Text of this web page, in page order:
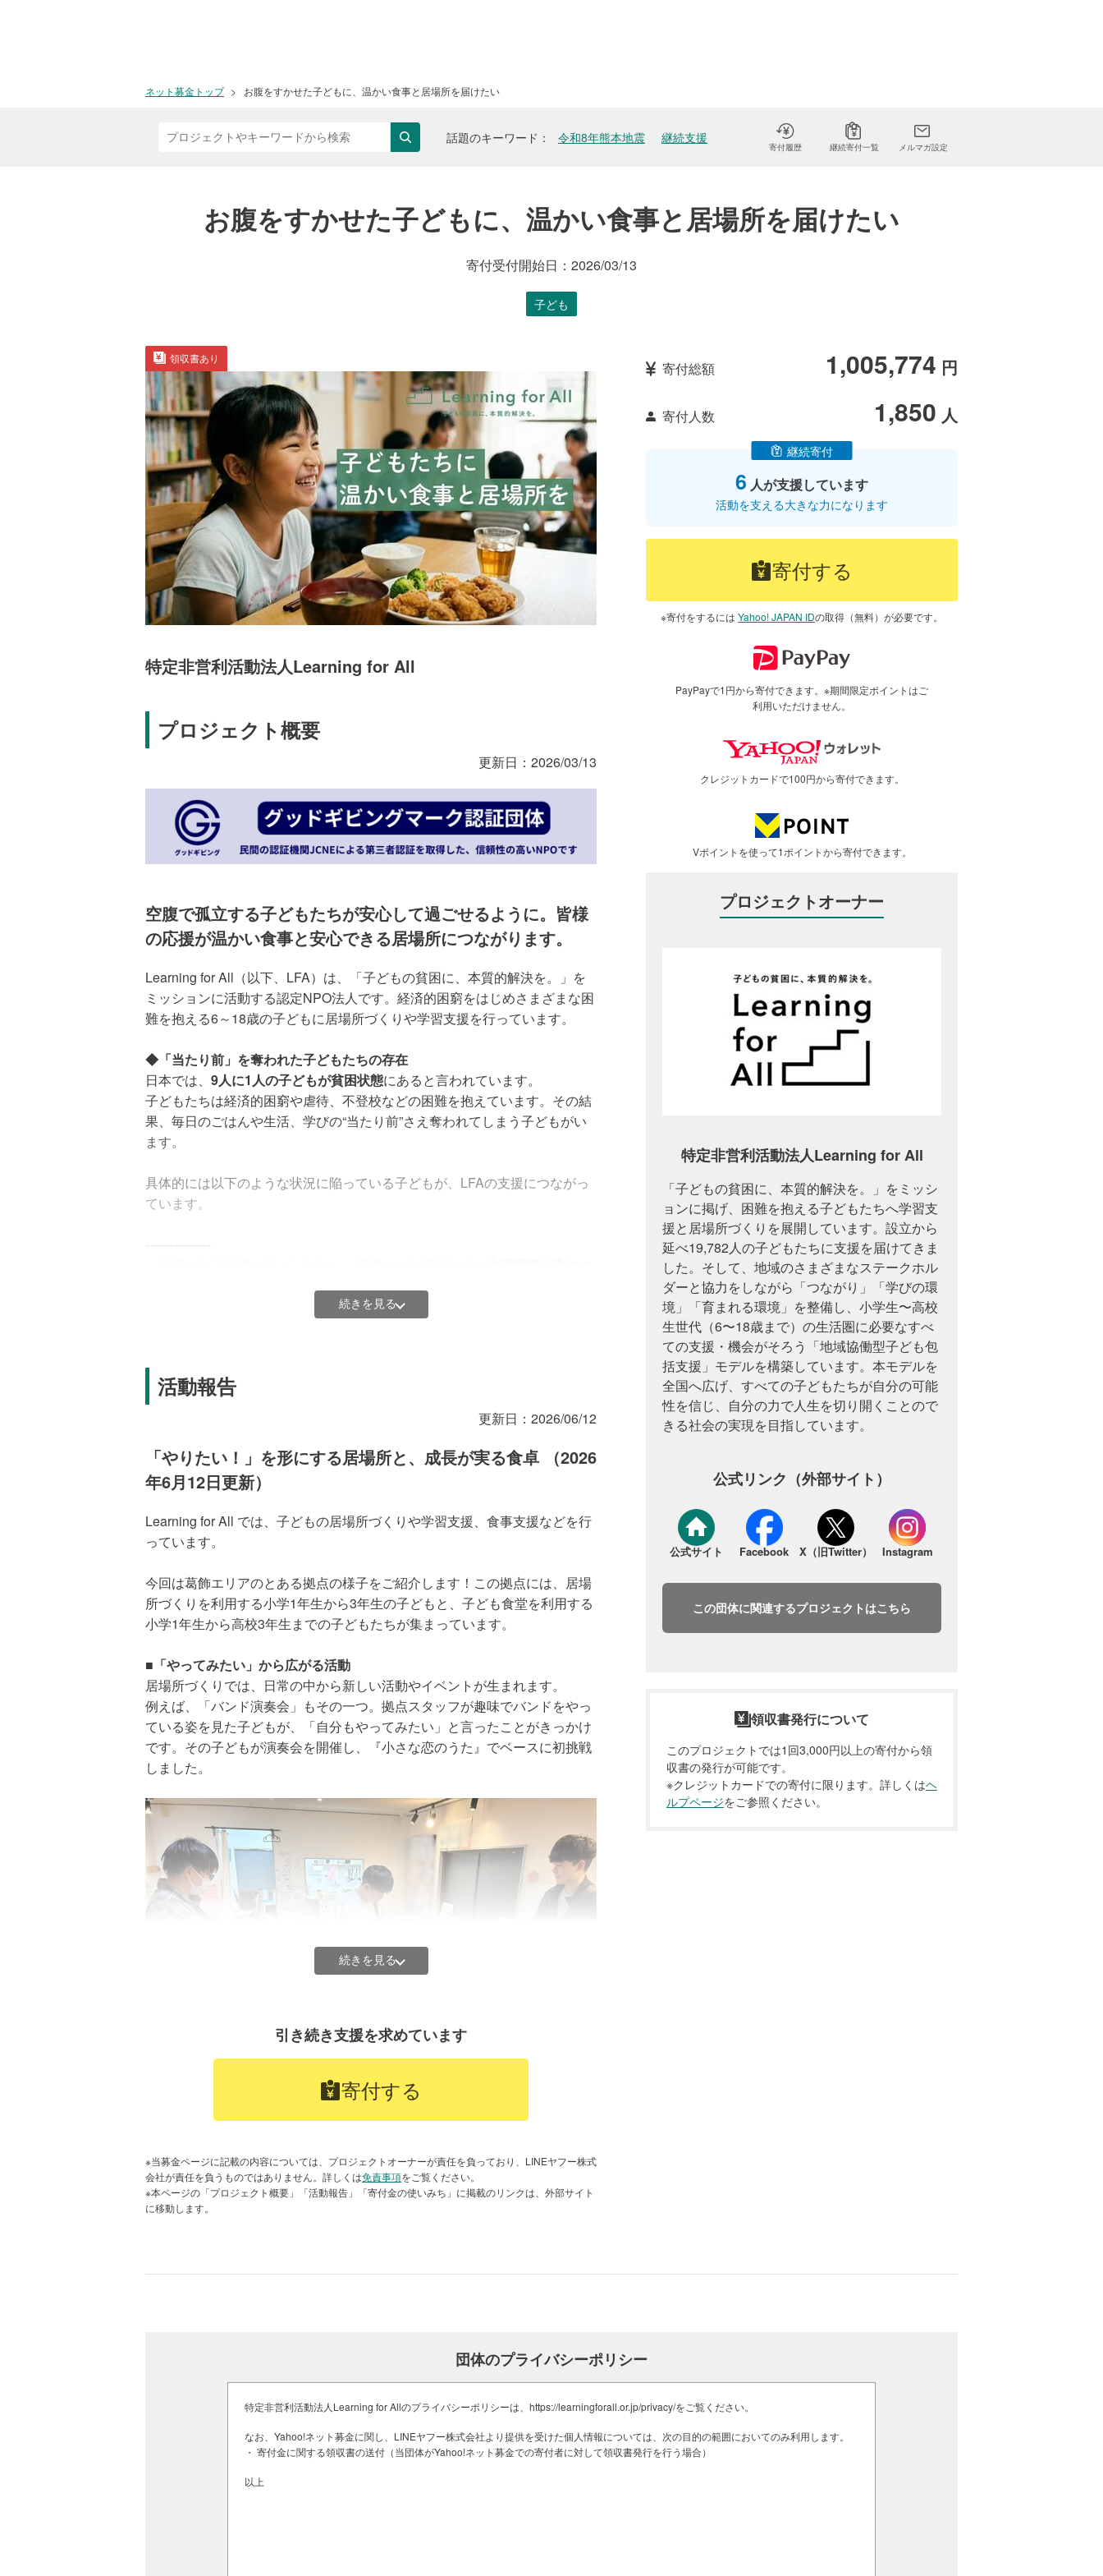
ネット募金トップ お腹をすかせた子どもに、温かい食事と居場所を届けたい
検索 話題のキーワード 令和8年熊本地震 継続支援
寄付履歴 継続寄付一覧 メルマガ設定
お腹をすかせた子どもに、温かい食事と居場所を届けたい
寄付受付開始日： 2026/03/13
子ども
領収書あり
特定非営利活動法人Learning for All
プロジェクト概要
更新日： 2026/03/13
空腹で孤立する子どもたちが安心して過ごせるように。皆様
の応援が温かい食事と安心できる居場所につながります。
Learning for All（以下、LFA）は、「子どもの貧困に、本質的解決を。」を
ミッションに活動する認定NPO法人です。経済的困窮をはじめさまざまな困
難を抱える6～18歳の子どもに居場所づくりや学習支援を行っています。
◆「当たり前」を奪われた子どもたちの存在
日本では、 9人に1人の子どもが貧困状態にあると言われています。
子どもたちは経済的困窮や虐待、不登校などの困難を抱えています。その結
果、毎日のごはんや生活、学びの“当たり前”さえ奪われてしまう子どもがい
ます。
具体的には以下のような状況に陥っている子どもが、LFAの支援につながっ
ています。
----------------
、身近に相談できる大人がいない
※写真はイメージです
◆「1日の食事は給食だけ」― お腹をすかせた子どもの存在
居場所拠点に通っている小学5年生のAさんもその一人でした。
Aさんのような子どもたちが健やかに生活を送れるよう、私たちは以下のよ
・放課後に安心して過ごせるような居場所づくり
・大学生ボランティアによる個別の学習支援
・温かく栄養のある夕飯を提供する「子ども食堂」や食料配布
続きを見る
活動報告
更新日： 2026/06/12
「やりたい！」を形にする居場所と、成長が実る食卓 （2026
年6月12日更新）
Learning for All では、子どもの居場所づくりや学習支援、食事支援などを行
っています。
今回は葛飾エリアのとある拠点の様子をご紹介します！この拠点には、居場
所づくりを利用する小学1年生から3年生の子どもと、子ども食堂を利用する
小学1年生から高校3年生までの子どもたちが集まっています。
■「やってみたい」から広がる活動
居場所づくりでは、日常の中から新しい活動やイベントが生まれます。
例えば、「バンド演奏会」もその一つ。拠点スタッフが趣味でバンドをやっ
ている姿を見た子どもが、「自分もやってみたい」と言ったことがきっかけ
です。その子どもが演奏会を開催し、『小さな恋のうた』でベースに初挑戦
しました。
さらに、2025年12月には別の中学生の子どもが主体となり、クリスマス会も
開催しました。
慮せず野菜をお皿の上にのせ続けました。
それが功を奏したのか、今では野菜も含めて食べる姿が当たり前になってい
それでも子どもたちが大好きなのはお肉。揚げ物の日はおかわりが続出し、
続きを見る
引き続き支援を求めています
寄付する
※当募金ページに記載の内容については、プロジェクトオーナーが責任を負っており、LINEヤフー株式
会社が責任を負うものではありません。詳しくは免責事項をご覧ください。
※本ページの「プロジェクト概要」「活動報告」「寄付金の使いみち」に掲載のリンクは、外部サイト
に移動します。
寄付総額 1,005,774 円
寄付人数 1,850 人
継続寄付
6 人が支援しています
活動を支える大きな力になります
寄付する
※寄付をするには Yahoo! JAPAN IDの取得（無料）が必要です。
PayPayで1円から寄付できます。※期間限定ポイントはご
利用いただけません。
クレジットカードで100円から寄付できます。
Vポイントを使って1ポイントから寄付できます。
プロジェクトオーナー
特定非営利活動法人Learning for All
「子どもの貧困に、本質的解決を。」をミッシ
ョンに掲げ、困難を抱える子どもたちへ学習支
援と居場所づくりを展開しています。設立から
延べ19,782人の子どもたちに支援を届けてきま
した。そして、地域のさまざまなステークホル
ダーと協力をしながら「つながり」「学びの環
境」「育まれる環境」を整備し、小学生〜高校
生世代（6〜18歳まで）の生活圏に必要なすべ
ての支援・機会がそろう「地域協働型子ども包
括支援」モデルを構築しています。本モデルを
全国へ広げ、すべての子どもたちが自分の可能
性を信じ、自分の力で人生を切り開くことので
きる社会の実現を目指しています。
公式リンク（外部サイト）
公式サイト Facebook X（旧Twitter） Instagram
この団体に関連するプロジェクトはこちら
領収書発行について
このプロジェクトでは1回3,000円以上の寄付から領
収書の発行が可能です。
※クレジットカードでの寄付に限ります。詳しくはヘ
ルプページをご参照ください。
団体のプライバシーポリシー
特定非営利活動法人Learning for Allのプライバシーポリシーは、https://learningforall.or.jp/privacy/をご覧ください。
なお、Yahoo!ネット募金に関し、LINEヤフー株式会社より提供を受けた個人情報については、次の目的の範囲においてのみ利用します。
・ 寄付金に関する領収書の送付（当団体がYahoo!ネット募金での寄付者に対して領収書発行を行う場合）
以上